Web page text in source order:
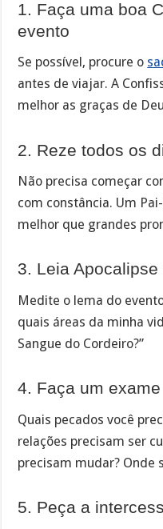
1. Faça uma boa
evento
Se possível, procure o
antes de viajar. A
melhor as graças de
2. Reze todos os
Não precisa começar
com constância. Um
melhor que grandes
3. Leia Apocalipse
Medite o lema do
quais áreas da minha
Sangue do Cordeiro?”
4. Faça um
Quais pecados você
relações precisam ser
precisam mudar? Onde
5. Peça a